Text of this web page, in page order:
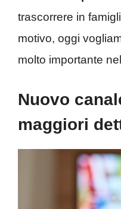
trascorrere in
motivo, oggi
molto importante
Nuovo
maggiori